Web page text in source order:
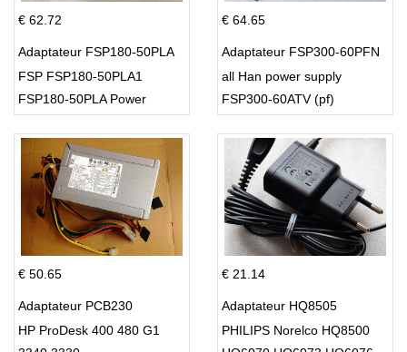
€ 62.72
Adaptateur FSP180-50PLA
FSP FSP180-50PLA1
FSP180-50PLA Power
€ 64.65
Adaptateur FSP300-60PFN
all Han power supply
FSP300-60ATV (pf)
€ 50.65
Adaptateur PCB230
HP ProDesk 400 480 G1
€ 21.14
Adaptateur HQ8505
PHILIPS Norelco HQ8500